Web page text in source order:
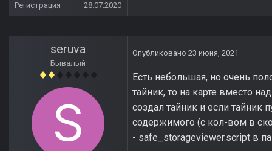
Регистрация
28.07.2020
seruva
Бывалый
Опубликовано 23 июня, 2021
Есть небольшая, но очень
тайник, то на карте вместо
создал тайник и если тайник
содержимого (с кол-вом в
- safe_storageviewer.script в